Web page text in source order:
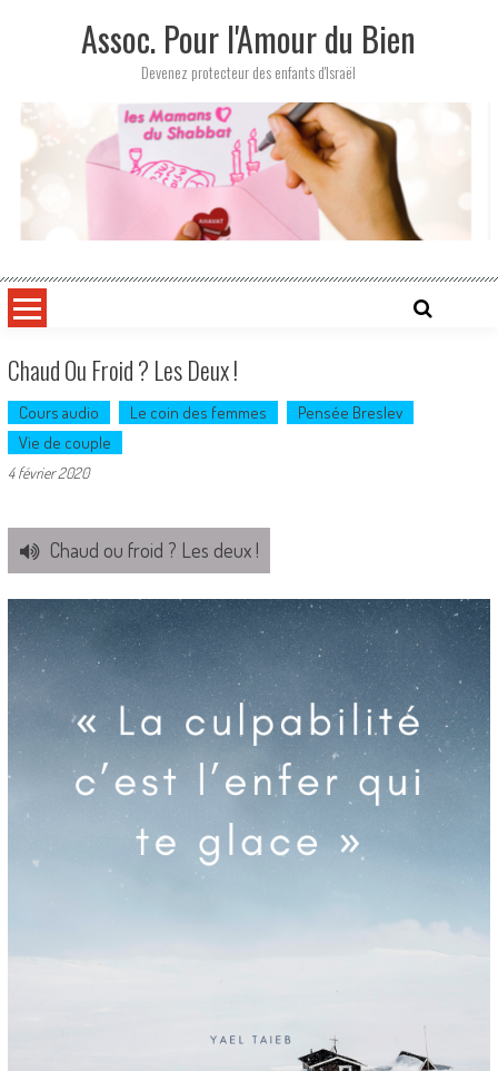
Assoc. Pour l'Amour du Bien
Devenez protecteur des enfants d'Israël
Chaud Ou Froid ? Les Deux !
Cours audio Le coin des femmes
Pensée Breslev
Vie de couple
4 février 2020
Chaud ou froid ? Les deux !